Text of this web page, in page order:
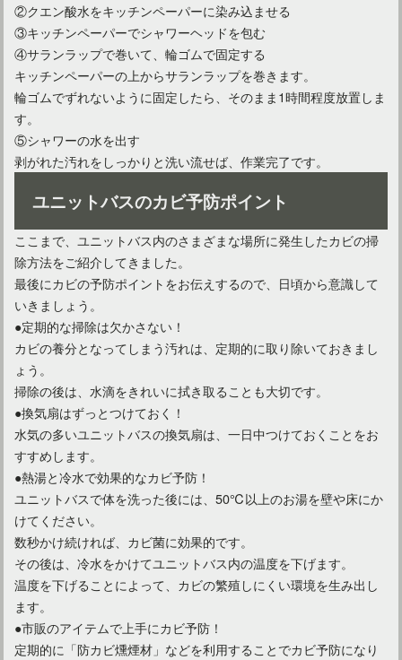
②クエン酸水をキッチンペーパーに染み込ませる
③キッチンペーパーでシャワーヘッドを包む
④サランラップで巻いて、輪ゴムで固定する
キッチンペーパーの上からサランラップを巻きます。
輪ゴムでずれないように固定したら、そのまま1時間程度放置しま
す。
⑤シャワーの水を出す
剥がれた汚れをしっかりと洗い流せば、作業完了です。
ユニットバスのカビ予防ポイント
ここまで、ユニットバス内のさまざまな場所に発生したカビの掃
除方法をご紹介してきました。
最後にカビの予防ポイントをお伝えするので、日頃から意識して
いきましょう。
●定期的な掃除は欠かさない！
カビの養分となってしまう汚れは、定期的に取り除いておきまし
ょう。
掃除の後は、水滴をきれいに拭き取ることも大切です。
●換気扇はずっとつけておく！
水気の多いユニットバスの換気扇は、一日中つけておくことをお
すすめします。
●熱湯と冷水で効果的なカビ予防！
ユニットバスで体を洗った後には、50℃以上のお湯を壁や床にか
けてください。
数秒かけ続ければ、カビ菌に効果的です。
その後は、冷水をかけてユニットバス内の温度を下げます。
温度を下げることによって、カビの繁殖しにくい環境を生み出し
ます。
●市販のアイテムで上手にカビ予防！
定期的に「防カビ燻煙材」などを利用することでカビ予防になり